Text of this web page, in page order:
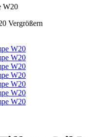
W20
Vergrößern